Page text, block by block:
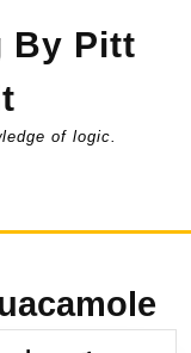
By Pitt
of logic.